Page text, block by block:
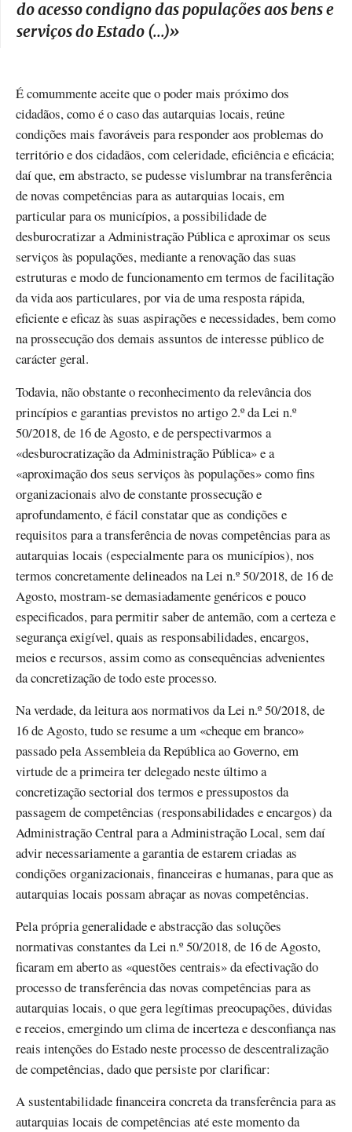
do acesso condigno das populações aos bens e
serviços do Estado (...)»
É comummente aceite que o poder mais próximo dos
cidadãos, como é o caso das autarquias locais, reúne
condições mais favoráveis para responder aos problemas do
território e dos cidadãos, com celeridade, eficiência e eficácia;
daí que, em abstracto, se pudesse vislumbrar na transferência
de novas competências para as autarquias locais, em
particular para os municípios, a possibilidade de
desburocratizar a Administração Pública e aproximar os seus
serviços às populações, mediante a renovação das suas
estruturas e modo de funcionamento em termos de facilitação
da vida aos particulares, por via de uma resposta rápida,
eficiente e eficaz às suas aspirações e necessidades, bem como
na prossecução dos demais assuntos de interesse público de
carácter geral.
Todavia, não obstante o reconhecimento da relevância dos
princípios e garantias previstos no artigo 2.º da Lei n.º
50/2018, de 16 de Agosto, e de perspectivarmos a
«desburocratização da Administração Pública» e a
«aproximação dos seus serviços às populações» como fins
organizacionais alvo de constante prossecução e
aprofundamento, é fácil constatar que as condições e
requisitos para a transferência de novas competências para as
autarquias locais (especialmente para os municípios), nos
termos concretamente delineados na Lei n.º 50/2018, de 16 de
Agosto, mostram-se demasiadamente genéricos e pouco
especificados, para permitir saber de antemão, com a certeza e
segurança exigível, quais as responsabilidades, encargos,
meios e recursos, assim como as consequências advenientes
da concretização de todo este processo.
Na verdade, da leitura aos normativos da Lei n.º 50/2018, de
16 de Agosto, tudo se resume a um «cheque em branco»
passado pela Assembleia da República ao Governo, em
virtude de a primeira ter delegado neste último a
concretização sectorial dos termos e pressupostos da
passagem de competências (responsabilidades e encargos) da
Administração Central para a Administração Local, sem daí
advir necessariamente a garantia de estarem criadas as
condições organizacionais, financeiras e humanas, para que as
autarquias locais possam abraçar as novas competências.
Pela própria generalidade e abstracção das soluções
normativas constantes da Lei n.º 50/2018, de 16 de Agosto,
ficaram em aberto as «questões centrais» da efectivação do
processo de transferência das novas competências para as
autarquias locais, o que gera legítimas preocupações, dúvidas
e receios, emergindo um clima de incerteza e desconfiança nas
reais intenções do Estado neste processo de descentralização
de competências, dado que persiste por clarificar:
A sustentabilidade financeira concreta da transferência para as
autarquias locais de competências até este momento da